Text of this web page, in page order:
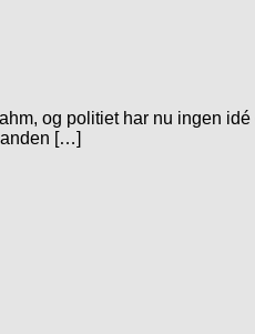
og politiet har nu ingen
[…]